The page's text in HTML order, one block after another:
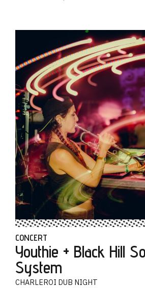
CONCERT
Youthie + Black Hill
System
CHARLEROI DUB NIGHT